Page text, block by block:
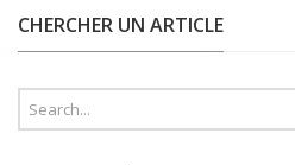
CHERCHER UN ARTICLE